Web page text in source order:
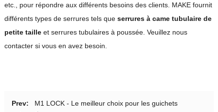
etc., pour répondre aux différents besoins des clients. MAKE fournit
différents types de serrures tels que serrures à came tubulaire de
petite tailleet serrures tubulaires à poussée. Veuillez nous
contacter si vous en avez besoin.
Prev:
M1 LOCK - Le meilleur choix pour les guichets